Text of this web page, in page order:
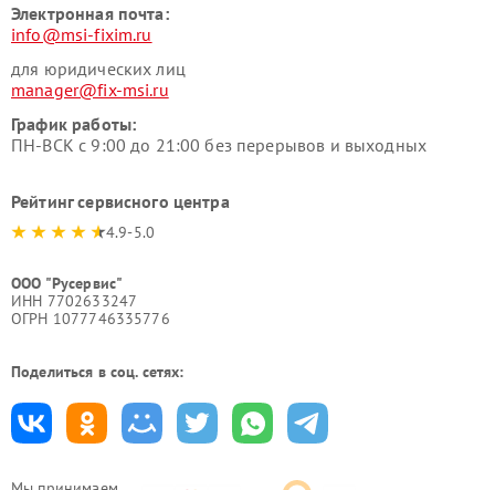
Электронная почта:
info@msi-fixim.ru
для юридических лиц
manager@fix-msi.ru
График работы:
ПН-ВСК с 9:00 до 21:00 без перерывов и выходных
Рейтинг сервисного центра
4.9-5.0
ООО "Русервис"
ИНН 7702633247
ОГРН 1077746335776
Поделиться в соц. сетях: